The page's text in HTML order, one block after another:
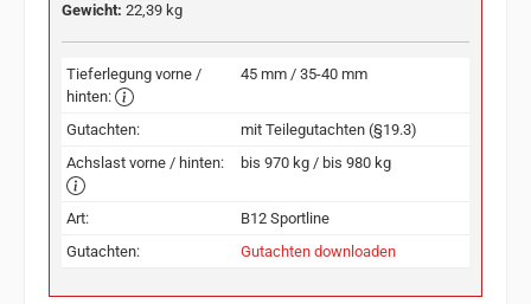
Gewicht: 22,39 kg
Tieferlegung vorne /
hinten:
45 mm / 35-40 mm
Gutachten:
mit Teilegutachten (§19.3)
Achslast vorne / hinten:
bis 970 kg / bis 980 kg
Art:
B12 Sportline
Gutachten:
Gutachten downloaden